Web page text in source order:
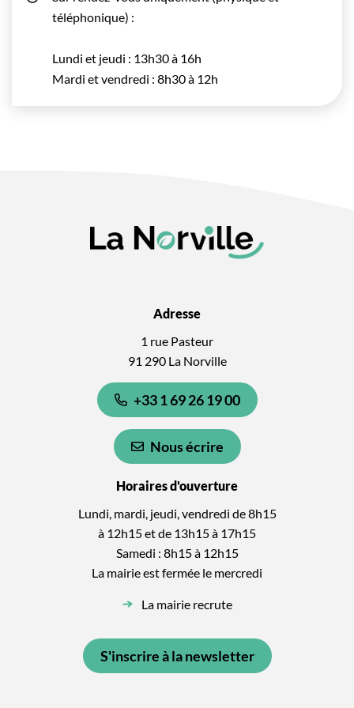
téléphonique) :
Lundi et jeudi : 13h30 à 16h
Mardi et vendredi : 8h30 à 12h
Adresse
1 rue Pasteur
91 290 La Norville
+33 1 69 26 19 00
Nous écrire
Horaires d'ouverture
Lundi, mardi, jeudi, vendredi de 8h15
à 12h15 et de 13h15 à 17h15
Samedi : 8h15 à 12h15
La mairie est fermée le mercredi
La mairie recrute
S'inscrire à la newsletter